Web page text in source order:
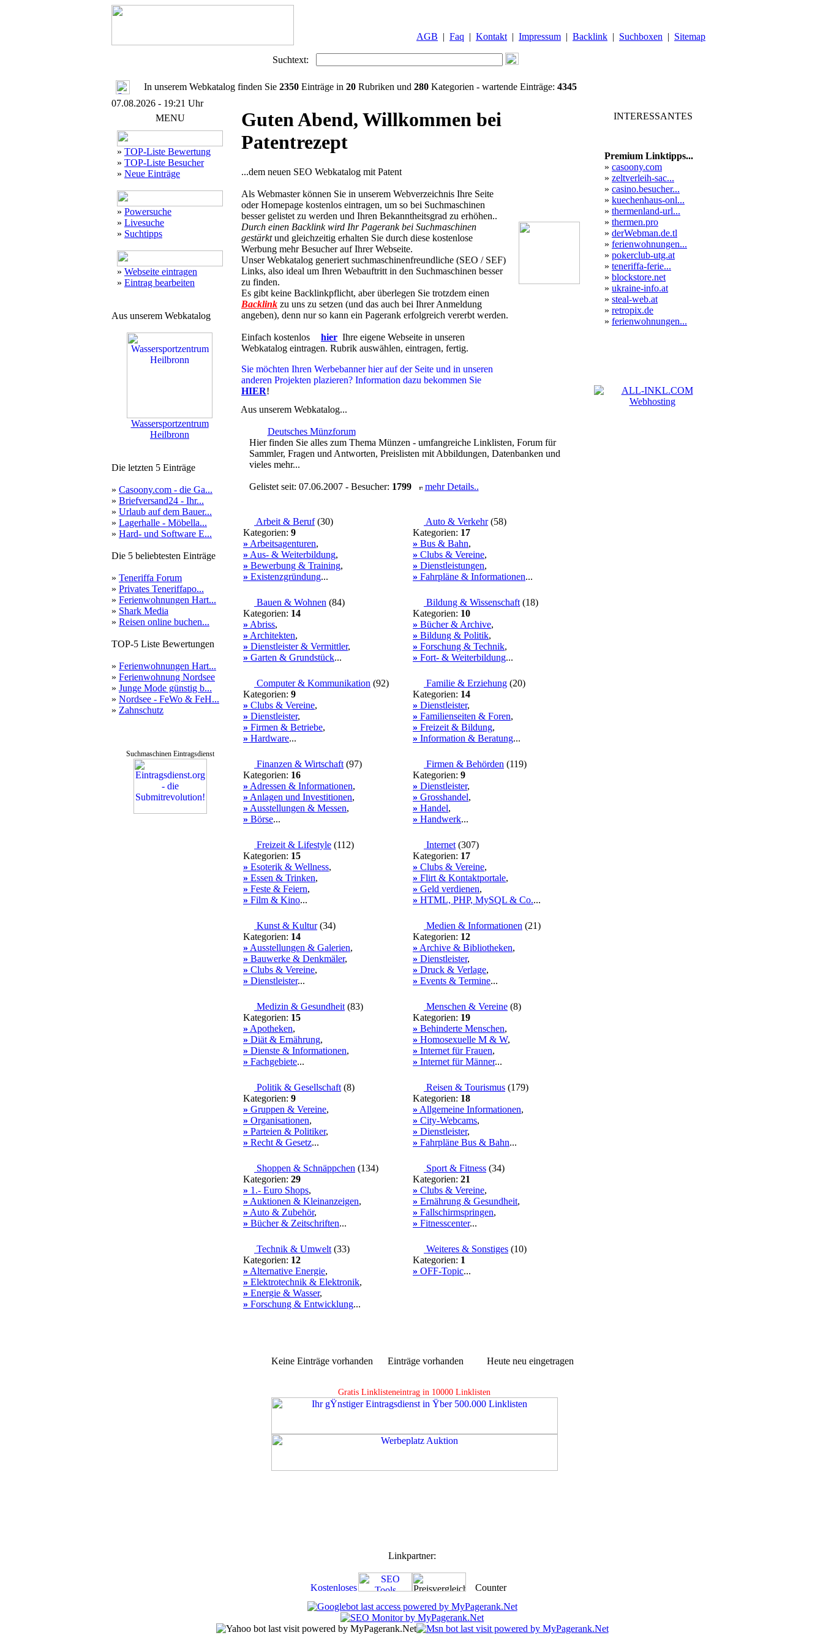
AGB | Faq | Kontakt | Impressum | Backlink | Suchboxen | Sitemap
Suchtext:
In unserem Webkatalog finden Sie 2350 Einträge in 20 Rubriken und 280 Kategorien - wartende Einträge: 4345
07.08.2026 - 19:21 Uhr
MENU
» TOP-Liste Bewertung
» TOP-Liste Besucher
» Neue Einträge
» Powersuche
» Livesuche
» Suchtipps
» Webseite eintragen
» Eintrag bearbeiten
Aus unserem Webkatalog
Wassersportzentrum
Heilbronn
Die letzten 5 Einträge
» Casoony.com - die Ga...
» Briefversand24 - Ihr...
» Urlaub auf dem Bauer...
» Lagerhalle - Möbella...
» Hard- und Software E...
Die 5 beliebtesten Einträge
» Teneriffa Forum
» Privates Teneriffapo...
» Ferienwohnungen Hart...
» Shark Media
» Reisen online buchen...
TOP-5 Liste Bewertungen
» Ferienwohnungen Hart...
» Ferienwohnung Nordsee
» Junge Mode günstig b...
» Nordsee - FeWo & FeH...
» Zahnschutz
Suchmaschinen Eintragsdienst
Guten Abend, Willkommen bei
Patentrezept
...dem neuen SEO Webkatalog mit Patent
Als Webmaster können Sie in unserem Webverzeichnis Ihre Seite
oder Homepage kostenlos eintragen, um so bei Suchmaschinen
besser gelistet zu werden und Ihren Bekanntheitsgrad zu erhöhen..
Durch einen Backlink wird Ihr Pagerank bei Suchmaschinen
gestärktund gleichzeitig erhalten Sie durch diese kostenlose
Werbung mehr Besucher auf Ihrer Webseite.
Unser Webkatalog generiert suchmaschinenfreundliche (SEO / SEF)
Links, also ideal um Ihren Webauftritt in den Suchmaschinen besser
zu finden.
Es gibt keine Backlinkpflicht, aber überlegen Sie trotzdem einen
Backlink zu uns zu setzen (und das auch bei Ihrer Anmeldung
angeben), denn nur so kann ein Pagerank erfolgreich vererbt werden.
Einfach kostenlos hier Ihre eigene Webseite in unseren
Webkatalog eintragen. Rubrik auswählen, eintragen, fertig.
Sie möchten Ihren Werbebanner hier auf der Seite und in unseren
anderen Projekten plazieren? Information dazu bekommen Sie
HIER!
Aus unserem Webkatalog...
Deutsches Münzforum
Hier finden Sie alles zum Thema Münzen - umfangreiche Linklisten, Forum für
Sammler, Fragen und Antworten, Preislisten mit Abbildungen, Datenbanken und
vieles mehr...
Gelistet seit: 07.06.2007 - Besucher: 1799 mehr Details..
Arbeit & Beruf(30)
Kategorien: 9
» Arbeitsagenturen,
» Aus- & Weiterbildung,
» Bewerbung & Training,
» Existenzgründung...
Auto & Verkehr(58)
Kategorien: 17
» Bus & Bahn,
» Clubs & Vereine,
» Dienstleistungen,
» Fahrpläne & Informationen...
Bauen & Wohnen (84)
Kategorien: 14
» Abriss,
» Architekten,
» Dienstleister & Vermittler,
» Garten & Grundstück...
Bildung & Wissenschaft (18)
Kategorien: 10
» Bücher & Archive,
» Bildung & Politik,
» Forschung & Technik,
» Fort- & Weiterbildung...
Computer & Kommunikation (92)
Kategorien: 9
» Clubs & Vereine,
» Dienstleister,
» Firmen & Betriebe,
» Hardware...
Familie & Erziehung (20)
Kategorien: 14
» Dienstleister,
» Familienseiten & Foren,
» Freizeit & Bildung,
» Information & Beratung...
Finanzen & Wirtschaft (97)
Kategorien: 16
» Adressen & Informationen,
» Anlagen und Investitionen,
» Ausstellungen & Messen,
» Börse...
Firmen & Behörden (119)
Kategorien: 9
» Dienstleister,
» Grosshandel,
» Handel,
» Handwerk...
Freizeit & Lifestyle (112)
Kategorien: 15
» Esoterik & Wellness,
» Essen & Trinken,
» Feste & Feiern,
» Film & Kino...
Internet (307)
Kategorien: 17
» Clubs & Vereine,
» Flirt & Kontaktportale,
» Geld verdienen,
» HTML, PHP, MySQL & Co....
Kunst & Kultur(34)
Kategorien: 14
» Ausstellungen & Galerien,
» Bauwerke & Denkmäler,
» Clubs & Vereine,
» Dienstleister...
Medien & Informationen (21)
Kategorien: 12
» Archive & Bibliotheken,
» Dienstleister,
» Druck & Verlage,
» Events & Termine...
Medizin & Gesundheit (83)
Kategorien: 15
» Apotheken,
» Diät & Ernährung,
» Dienste & Informationen,
» Fachgebiete...
Menschen & Vereine (8)
Kategorien: 19
» Behinderte Menschen,
» Homosexuelle M & W,
» Internet für Frauen,
» Internet für Männer...
Politik & Gesellschaft (8)
Kategorien: 9
» Gruppen & Vereine,
» Organisationen,
» Parteien & Politiker,
» Recht & Gesetz...
Reisen & Tourismus (179)
Kategorien: 18
» Allgemeine Informationen,
» City-Webcams,
» Dienstleister,
» Fahrpläne Bus & Bahn...
Shoppen & Schnäppchen (134)
Kategorien: 29
» 1.- Euro Shops,
» Auktionen & Kleinanzeigen,
» Auto & Zubehör,
» Bücher & Zeitschriften...
Sport & Fitness (34)
Kategorien: 21
» Clubs & Vereine,
» Ernährung & Gesundheit,
» Fallschirmspringen,
» Fitnesscenter...
Technik & Umwelt (33)
Kategorien: 12
» Alternative Energie,
» Elektrotechnik & Elektronik,
» Energie & Wasser,
» Forschung & Entwicklung...
Weiteres & Sonstiges (10)
Kategorien: 1
» OFF-Topic...
Keine Einträge vorhanden Einträge vorhanden Heute neu eingetragen
Gratis Linklisteneintrag in 10000 Linklisten
INTERESSANTES
Premium Linktipps...
» casoony.com
» zeltverleih-sac...
» casino.besucher...
» kuechenhaus-onl...
» thermenland-url...
» thermen.pro
» derWebman.de.tl
» ferienwohnungen...
» pokerclub-utg.at
» teneriffa-ferie...
» blockstore.net
» ukraine-info.at
» steal-web.at
» retropix.de
» ferienwohnungen...
Linkpartner: